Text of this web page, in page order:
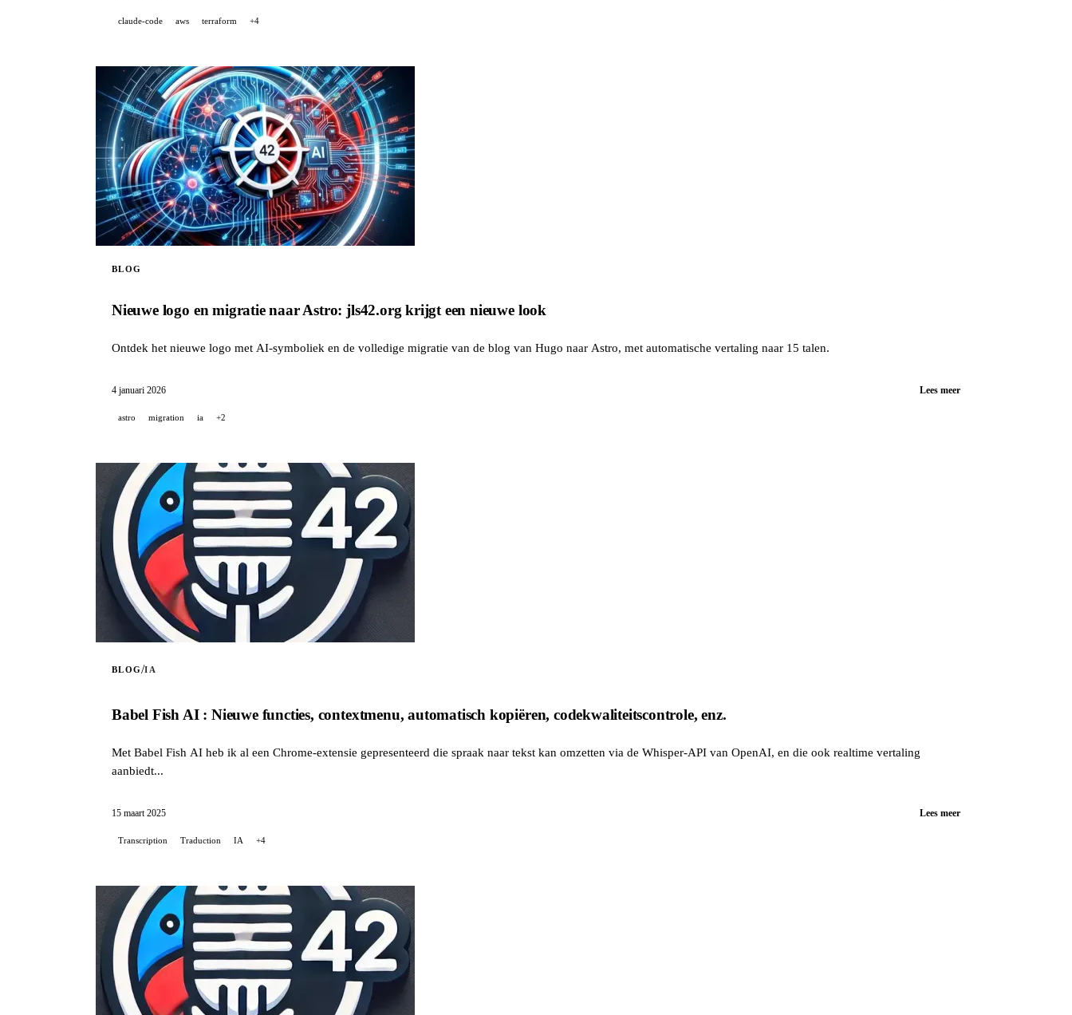
claude-code aws terraform +4
BLOG
Nieuwe logo en migratie naar Astro: jls42.org krijgt een nieuwe look
Ontdek het nieuwe logo met AI-symboliek en de volledige migratie van de blog van Hugo naar Astro, met automatische vertaling naar 15 talen.
4 januari 2026 Lees meer
astro migration ia +2
BLOG/IA
Babel Fish AI : Nieuwe functies, contextmenu, automatisch kopiëren, codekwaliteitscontrole, enz.
Met Babel Fish AI heb ik al een Chrome-extensie gepresenteerd die spraak naar tekst kan omzetten via de Whisper-API van OpenAI, en die ook realtime vertaling
aanbiedt...
15 maart 2025 Lees meer
Transcription Traduction IA +4